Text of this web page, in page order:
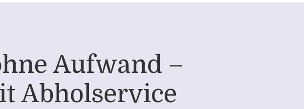
Aufwand –
Abholservice